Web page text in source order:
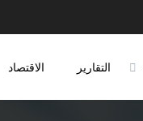
التقارير الاقتصاد